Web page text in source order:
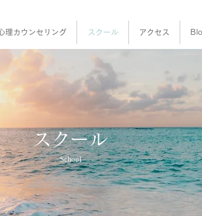
理カウンセリング スクール アクセス
スクール
School